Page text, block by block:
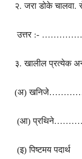
२. जरा डोके चालवा.
उत्तर :-
३. खालील प्रत्येक
(अ)
(आ)
(इ) पिष्टमय पदार्थ